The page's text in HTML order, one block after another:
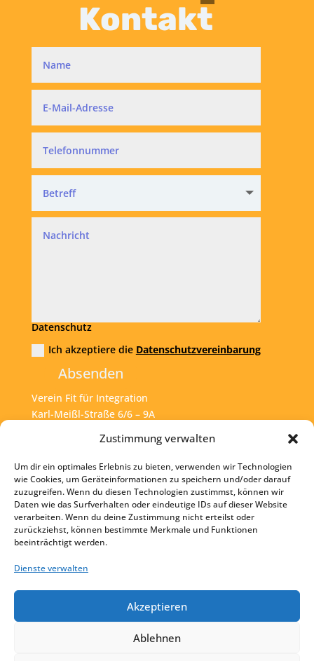
Zustimmung verwalten
Um dir ein optimales Erlebnis zu bieten, verwenden wir Technologien
wie Cookies, um Geräteinformationen zu speichern und/oder darauf
zuzugreifen. Wenn du diesen Technologien zustimmst, können wir
Daten wie das Surfverhalten oder eindeutige IDs auf dieser Website
verarbeiten. Wenn du deine Zustimmung nicht erteilst oder
zurückziehst, können bestimmte Merkmale und Funktionen
beeinträchtigt werden.
Dienste verwalten
Akzeptieren
Ablehnen
Kontakt
Datenschutz
Ich akzeptiere die Datenschutzvereinbarung
Absenden
Verein Fit für Integration
Karl-Meißl-Straße 6/6 – 9A
Tel:+43 1 925 77 46
Mail: office@fit4int.at
Startseite
Kontakt
Impressum